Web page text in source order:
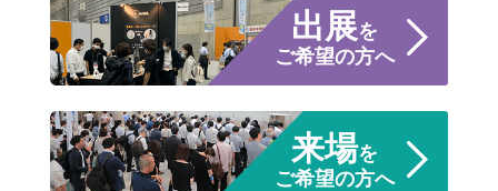
出展を
ご希望の方へ
来場を
ご希望の方へ